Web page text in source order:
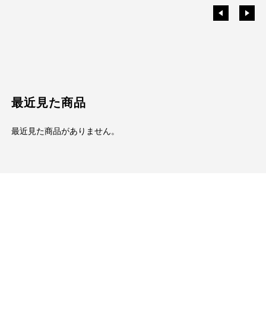
最近見た商品
最近見た商品がありません。